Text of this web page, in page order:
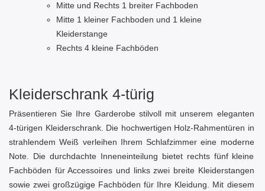
Mitte und Rechts 1 breiter Fachboden
Mitte 1 kleiner Fachboden und 1 kleine
Kleiderstange
Rechts 4 kleine Fachböden
Kleiderschrank 4-türig
Präsentieren Sie Ihre Garderobe stilvoll mit unserem eleganten
4-türigen Kleiderschrank. Die hochwertigen Holz-Rahmentüren in
strahlendem Weiß verleihen Ihrem Schlafzimmer eine moderne
Note. Die durchdachte Inneneinteilung bietet rechts fünf kleine
Fachböden für Accessoires und links zwei breite Kleiderstangen
sowie zwei großzügige Fachböden für Ihre Kleidung. Mit diesem